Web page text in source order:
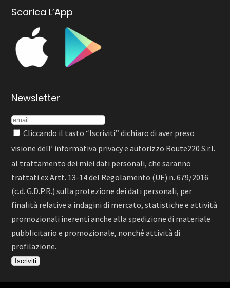
Scarica L’App
Newsletter
Cliccando il tasto “Iscriviti” dichiaro di aver preso
visione dell’ informativa privacye autorizzo Route220 S.r.l.
al trattamento dei miei dati personali, che saranno
trattati ex Artt. 13-14 del Regolamento (UE) n. 679/2016
(c.d. G.D.P.R.) sulla protezione dei dati personali, per
finalità relative a indagini di mercato, statistiche e attività
promozionali inerenti anche alla spedizione di materiale
pubblicitario e promozionale, nonché attività di
profilazione.